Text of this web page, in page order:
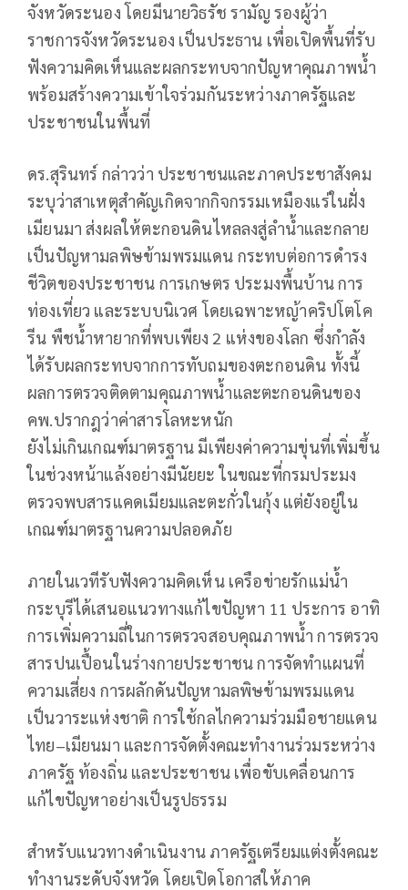
จังหวัดระนอง โดยมีนายวิธรัช รามัญ รองผู้ว่า
ราชการจังหวัดระนอง เป็นประธาน เพื่อเปิดพื้นที่รับ
ฟังความคิดเห็นและผลกระทบจากปัญหาคุณภาพน้ำ
พร้อมสร้างความเข้าใจร่วมกันระหว่างภาครัฐและ
ประชาชนในพื้นที่
ดร.สุรินทร์ กล่าวว่า ประชาชนและภาคประชาสังคม
ระบุว่าสาเหตุสำคัญเกิดจากกิจกรรมเหมืองแร่ในฝั่ง
เมียนมา ส่งผลให้ตะกอนดินไหลลงสู่ลำน้ำและกลาย
เป็นปัญหามลพิษข้ามพรมแดน กระทบต่อการดำรง
ชีวิตของประชาชน การเกษตร ประมงพื้นบ้าน การ
ท่องเที่ยว และระบบนิเวศ โดยเฉพาะหญ้าคริปโตโค
รีน พืชน้ำหายากที่พบเพียง 2 แห่งของโลก ซึ่งกำลัง
ได้รับผลกระทบจากการทับถมของตะกอนดิน ทั้งนี้
ผลการตรวจติดตามคุณภาพน้ำและตะกอนดินของ
คพ.ปรากฎว่าค่าสารโลหะหนัก
ยังไม่เกินเกณฑ์มาตรฐาน มีเพียงค่าความขุ่นที่เพิ่มขึ้น
ในช่วงหน้าแล้งอย่างมีนัยยะ ในขณะที่กรมประมง
ตรวจพบสารแคดเมียมและตะกั่วในกุ้ง แต่ยังอยู่ใน
เกณฑ์มาตรฐานความปลอดภัย
ภายในเวทีรับฟังความคิดเห็น เครือข่ายรักแม่น้ำ
กระบุรีได้เสนอแนวทางแก้ไขปัญหา 11 ประการ อาทิ
การเพิ่มความถี่ในการตรวจสอบคุณภาพน้ำ การตรวจ
สารปนเปื้อนในร่างกายประชาชน การจัดทำแผนที่
ความเสี่ยง การผลักดันปัญหามลพิษข้ามพรมแดน
เป็นวาระแห่งชาติ การใช้กลไกความร่วมมือชายแดน
ไทย–เมียนมา และการจัดตั้งคณะทำงานร่วมระหว่าง
ภาครัฐ ท้องถิ่น และประชาชน เพื่อขับเคลื่อนการ
แก้ไขปัญหาอย่างเป็นรูปธรรม
สำหรับแนวทางดำเนินงาน ภาครัฐเตรียมแต่งตั้งคณะ
ทำงานระดับจังหวัด โดยเปิดโอกาสให้ภาค